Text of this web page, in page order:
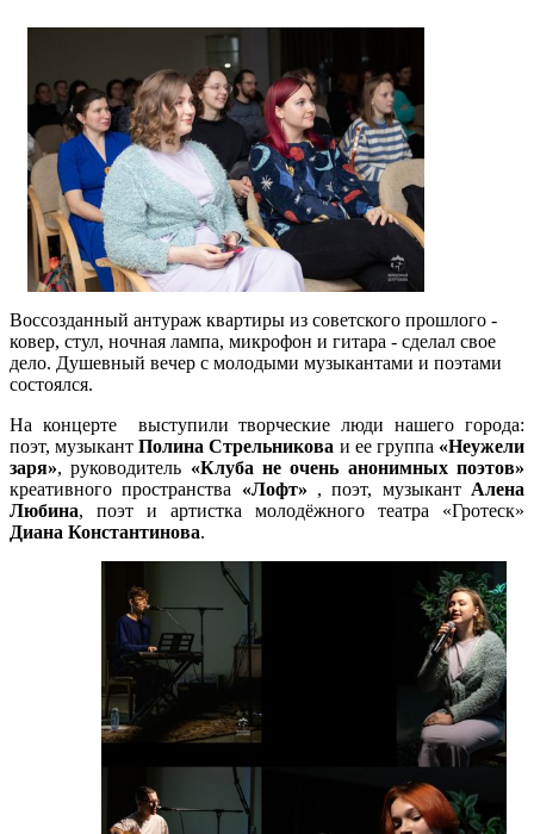
Воссозданный антураж квартиры из советского прошлого -
ковер, стул, ночная лампа, микрофон и гитара - сделал свое
дело. Душевный вечер с молодыми музыкантами и поэтами
состоялся.
На концерте выступили творческие люди нашего города:
поэт, музыкантПолина Стрельникова и ее группа «Неужели
заря», руководитель «Клуба не очень анонимных поэтов»
креативного пространства «Лофт» , поэт, музыкант Алена
Любина, поэт и артистка молодёжного театра «Гротеск»
Диана Константинова.